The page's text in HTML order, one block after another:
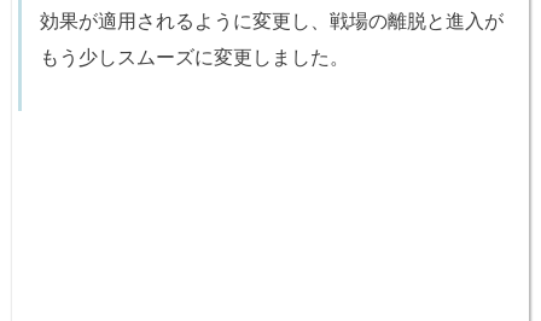
効果が適用されるように変更し、戦場の離脱と進入が
もう少しスムーズに変更しました。